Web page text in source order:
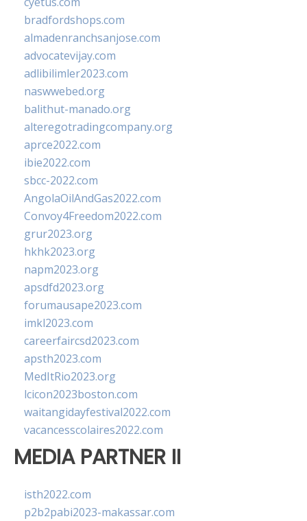
bradfordshops.com
almadenranchsanjose.com
advocatevijay.com
adlibilimler2023.com
naswwebed.org
balithut-manado.org
alteregotradingcompany.org
aprce2022.com
ibie2022.com
sbcc-2022.com
AngolaOilAndGas2022.com
Convoy4Freedom2022.com
grur2023.org
hkhk2023.org
napm2023.org
apsdfd2023.org
forumausape2023.com
imkl2023.com
careerfaircsd2023.com
apsth2023.com
MedItRio2023.org
lcicon2023boston.com
waitangidayfestival2022.com
vacancesscolaires2022.com
MEDIA PARTNER II
isth2022.com
p2b2pabi2023-makassar.com